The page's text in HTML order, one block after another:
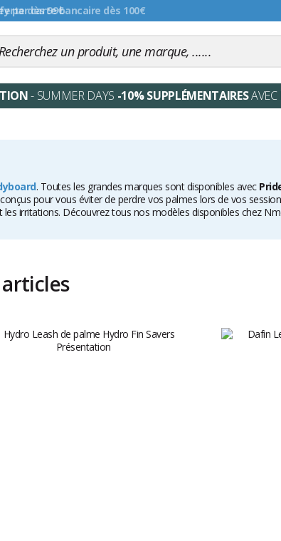
dès 99€
- SUMMER DAYS -10% SUPPLÉMENTAIRESAVEC
. Toutes les grandes marques sont disponibles avec
pour vous éviter de perdre vos palmes lors de vos
irritations. Découvrez tous nos modèles disponibles chez